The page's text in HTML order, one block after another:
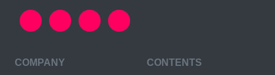
COMPANY CONTENTS